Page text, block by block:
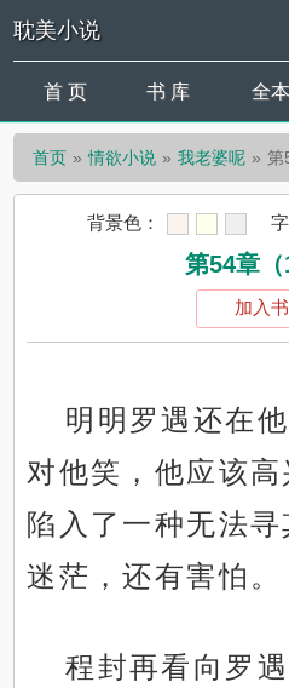
耽美小说
首 页 书 库 全本
首页 情欲小说 我老婆呢 第
背景色：
第54章（
加入
明明罗遇还在
对他笑，他应该
陷入了一种无法
迷茫，还有害怕。
程封再看向罗